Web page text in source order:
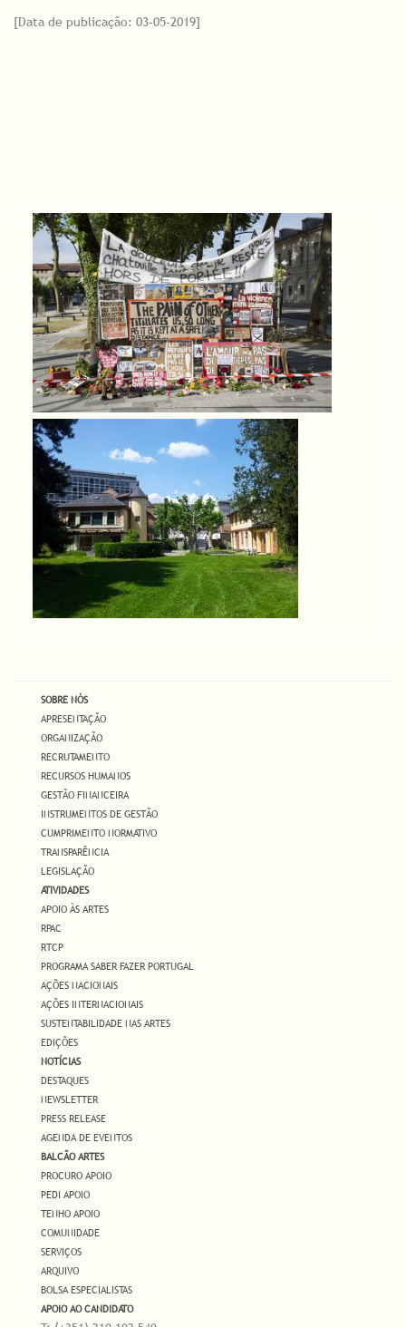
[Data de publicação: 03-05-2019]
SOBRE NÓS
APRESENTAÇÃO
ORGANIZAÇÃO
RECRUTAMENTO
RECURSOS HUMANOS
GESTÃO FINANCEIRA
INSTRUMENTOS DE GESTÃO
CUMPRIMENTO NORMATIVO
TRANSPARÊNCIA
LEGISLAÇÃO
ATIVIDADES
APOIO ÀS ARTES
RPAC
RTCP
PROGRAMA SABER FAZER PORTUGAL
AÇÕES NACIONAIS
AÇÕES INTERNACIONAIS
SUSTENTABILIDADE NAS ARTES
EDIÇÕES
NOTÍCIAS
DESTAQUES
NEWSLETTER
PRESS RELEASE
AGENDA DE EVENTOS
BALCÃO ARTES
PROCURO APOIO
PEDI APOIO
TENHO APOIO
COMUNIDADE
SERVIÇOS
ARQUIVO
BOLSA ESPECIALISTAS
APOIO AO CANDIDATO